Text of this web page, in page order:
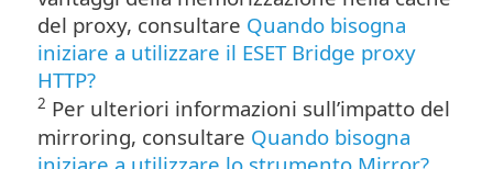
del proxy, consultare Quando bisogna
iniziare a utilizzare il ESET Bridge proxy
HTTP?
2 Per ulteriori informazioni sull’impatto del
mirroring, consultare Quando bisogna